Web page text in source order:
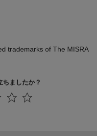
trademarks of The MISRA
ちましたか？